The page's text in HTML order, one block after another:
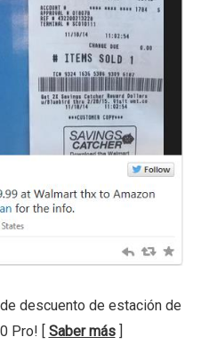
descuento de estación de
Pro! [ Saber más]